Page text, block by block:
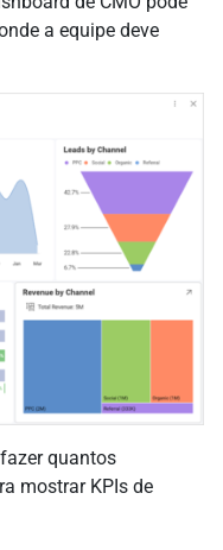
a equipe deve
quantos
mostrar KPIs de